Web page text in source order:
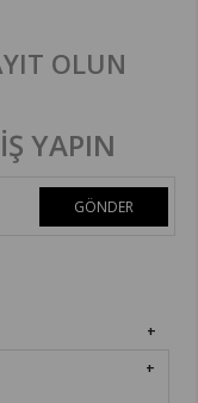
OLUN
YAPIN
GÖNDER